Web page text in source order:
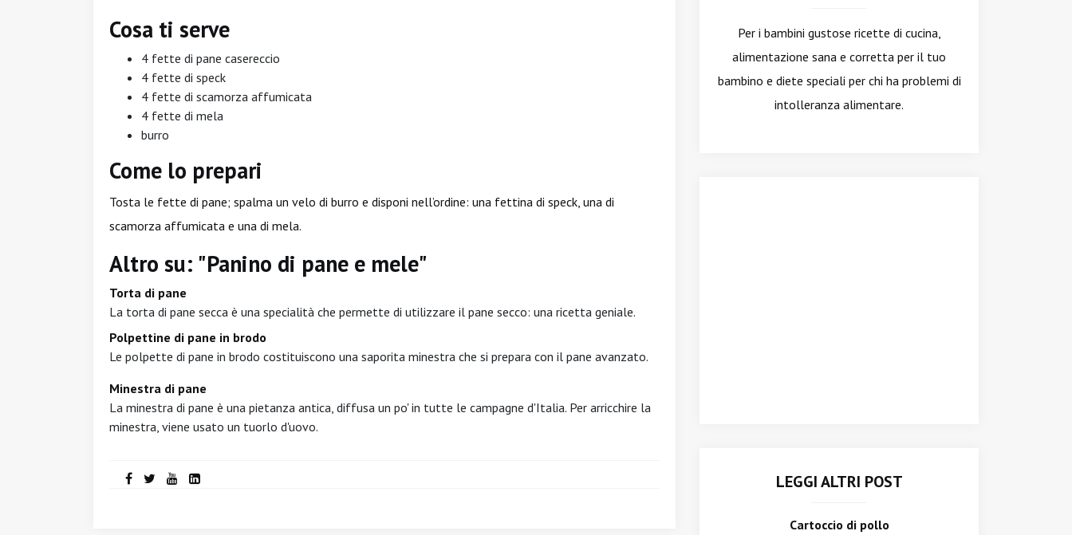
Cosa ti serve
4 fette di pane casereccio
4 fette di speck
4 fette di scamorza affumicata
4 fette di mela
burro
Come lo prepari
Tosta le fette di pane; spalma un velo di burro e disponi nell’ordine: una fettina di speck, una di
scamorza affumicata e una di mela.
Altro su: "Panino di pane e mele"
Torta di pane
La torta di pane secca è una specialità che permette di utilizzare il pane secco: una ricetta geniale.
Polpettine di pane in brodo
Le polpette di pane in brodo costituiscono una saporita minestra che si prepara con il pane avanzato.
Minestra di pane
La minestra di pane è una pietanza antica, diffusa un po' in tutte le campagne d'Italia. Per arricchire la
minestra, viene usato un tuorlo d'uovo.
Per i bambini gustose ricette di cucina,
alimentazione sana e corretta per il tuo
bambino e diete speciali per chi ha problemi di
intolleranza alimentare.
LEGGI ALTRI POST
Cartoccio di pollo